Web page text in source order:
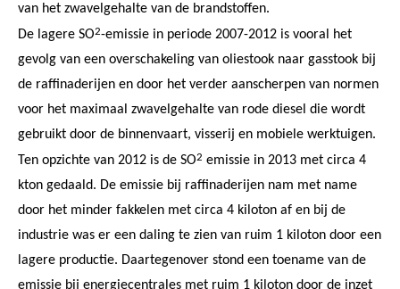
van het zwavelgehalte van de brandstoffen.
De lagere SO2-emissie in periode 2007-2012 is vooral het
gevolg van een overschakeling van oliestook naar gasstook bij
de raffinaderijen en door het verder aanscherpen van normen
voor het maximaal zwavelgehalte van rode diesel die wordt
gebruikt door de binnenvaart, visserij en mobiele werktuigen.
Ten opzichte van 2012 is de SO2 emissie in 2013 met circa 4
kton gedaald. De emissie bij raffinaderijen nam met name
door het minder fakkelen met circa 4 kiloton af en bij de
industrie was er een daling te zien van ruim 1 kiloton door een
lagere productie. Daartegenover stond een toename van de
emissie bij energiecentrales met ruim 1 kiloton door de inzet